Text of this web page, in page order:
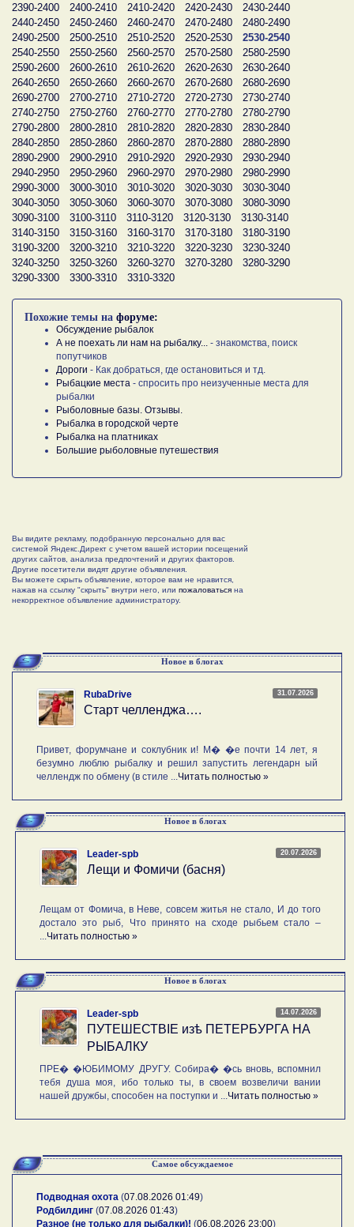
2390-2400
2400-2410 2410-2420 2420-2430
2430-2440
2440-2450
2450-2460 2460-2470 2470-2480
2480-2490
2490-2500
2500-2510 2510-2520 2520-2530
2530-2540
2540-2550
2550-2560 2560-2570 2570-2580
2580-2590
2590-2600
2600-2610 2610-2620 2620-2630
2630-2640
2640-2650
2650-2660 2660-2670 2670-2680
2680-2690
2690-2700
2700-2710 2710-2720 2720-2730
2730-2740
2740-2750
2750-2760 2760-2770 2770-2780
2780-2790
2790-2800
2800-2810 2810-2820 2820-2830
2830-2840
2840-2850
2850-2860 2860-2870 2870-2880
2880-2890
2890-2900
2900-2910 2910-2920 2920-2930
2930-2940
2940-2950
2950-2960 2960-2970 2970-2980
2980-2990
2990-3000
3000-3010 3010-3020 3020-3030
3030-3040
3040-3050
3050-3060 3060-3070 3070-3080
3080-3090
3090-3100
3100-3110 3110-3120 3120-3130
3130-3140
3140-3150
3150-3160 3160-3170 3170-3180
3180-3190
3190-3200
3200-3210 3210-3220 3220-3230
3230-3240
3240-3250
3250-3260 3260-3270 3270-3280
3280-3290
3290-3300
3300-3310 3310-3320
Похожие темы на форуме:
Обсуждение рыбалок
А не поехать ли нам на рыбалку...
- знакомства, поиск
попутчиков
Дороги - Как добраться, где остановиться и тд.
Рыбацкие места - спросить про неизученные места для
рыбалки
Рыболовные базы. Отзывы.
Рыбалка в городской черте
Рыбалка на платниках
Большие рыболовные путешествия
Вы видите рекламу, подобранную персонально для вас
системой Яндекс.Директ с учетом вашей истории посещений
других сайтов, анализа предпочтений и других факторов.
Другие посетители видят другие объявления.
Вы можете скрыть объявление, которое вам не нравится,
нажав на ссылку "скрыть" внутри него, или пожаловаться на
некорректное объявление администратору.
Новое в блогах
31.07.2026
RubaDrive
Старт челленджа….
Привет, форумчане и соклубник и! М� �е почти 14 лет, я
безумно люблю рыбалку и решил запустить легендарн ый
челлендж по обмену (в стиле ... Читать полностью »
Новое в блогах
20.07.2026
Leader-spb
Лещи и Фомичи (басня)
Лещам от Фомича, в Неве, совсем житья не стало, И до того
достало это рыб, Что принято на сходе рыбьем стало –
Читать полностью »
Новое в блогах
14.07.2026
Leader-spb
ПУТЕШЕСТВIE изѣ ПЕТЕРБУРГА НА
РЫБАЛКУ
ПРЕ� �ЮБИМОМУ ДРУГУ. Собира� �сь вновь, вспомнил
тебя душа моя, ибо только ты, в своем возвеличи вании
нашей дружбы, способен на поступки и ... Читать полностью »
Самое обсуждаемое
Подводная охота (07.08.2026 01:49)
Родбилдинг (07.08.2026 01:43)
Разное (не только для рыбалки)! (06.08.2026 23:00)